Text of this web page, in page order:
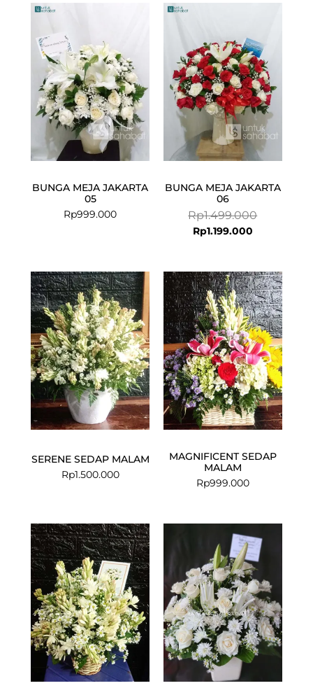
BUNGA MEJA JAKARTA
05
Rp999.000
BUNGA MEJA JAKARTA
06
Rp1.499.000
was:
Rp1.199.000
is:
Rp1.199.000.
SERENE SEDAP MALAM
Rp1.500.000
MAGNIFICENT SEDAP
MALAM
Rp999.000